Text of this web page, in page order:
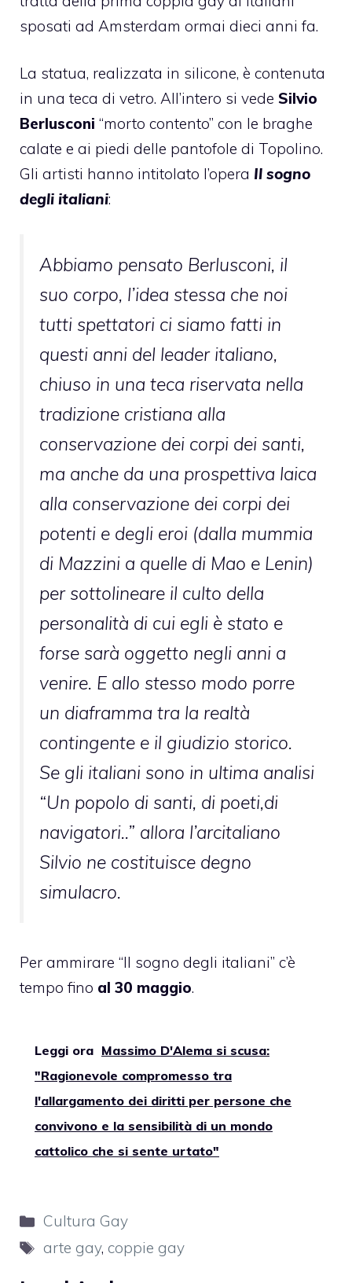
sposati ad Amsterdam ormai dieci anni fa.
La statua, realizzata in silicone, è contenuta
in una teca di vetro. All’intero si vede Silvio
Berlusconi “morto contento” con le braghe
calate e ai piedi delle pantofole di Topolino.
Gli artisti hanno intitolato l’opera Il sogno
degli italiani:
Abbiamo pensato Berlusconi, il
suo corpo, l’idea stessa che noi
tutti spettatori ci siamo fatti in
questi anni del leader italiano,
chiuso in una teca riservata nella
tradizione cristiana alla
conservazione dei corpi dei santi,
ma anche da una prospettiva laica
alla conservazione dei corpi dei
potenti e degli eroi (dalla mummia
di Mazzini a quelle di Mao e Lenin)
per sottolineare il culto della
personalità di cui egli è stato e
forse sarà oggetto negli anni a
venire. E allo stesso modo porre
un diaframma tra la realtà
contingente e il giudizio storico.
Se gli italiani sono in ultima analisi
“Un popolo di santi, di poeti,di
navigatori..” allora l’arcitaliano
Silvio ne costituisce degno
simulacro.
Per ammirare “Il sogno degli italiani” c’è
tempo fino al 30 maggio.
Leggi ora Massimo D'Alema si scusa:
"Ragionevole compromesso tra
l'allargamento dei diritti per persone che
convivono e la sensibilità di un mondo
cattolico che si sente urtato"
Categorie
Cultura Gay
Tag
arte gay, coppie gay